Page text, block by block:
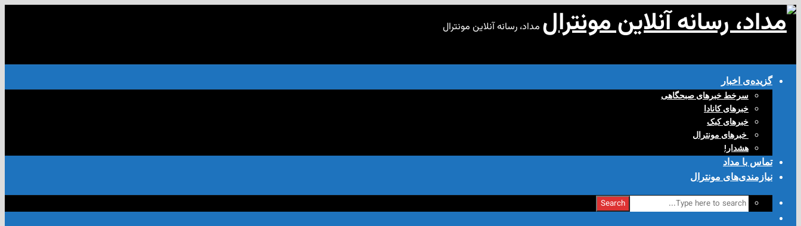
مداد، رسانه آنلاین مونترال
گزیده‌ی‌ اخبار
سرخط خبرهای صبحگاهی
خبرهای کانادا
خبرهای کبک
‌ خبرهای مونترال
هشدار!
تماس با مداد
نیازمندی‌های مونترال
Search